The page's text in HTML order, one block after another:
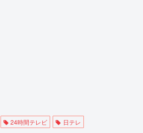
24時間テレビ 日テレ